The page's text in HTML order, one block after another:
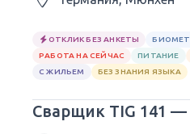
ОТКЛИК БЕЗ АНКЕТЫ
РАБОТА НА СЕЙЧАС
ПИТАНИЕ
С ЖИЛЬЕМ
БЕЗ ЗНАНИЯ ЯЗЫКА
Сварщик TIG 141 —